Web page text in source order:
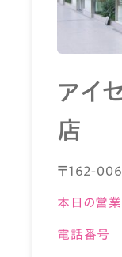
アイ
店
〒162-
本日の営
電話番号